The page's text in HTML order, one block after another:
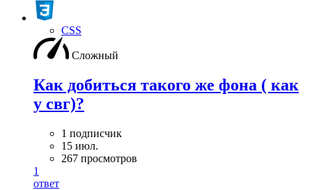
CSS
Сложный
Как добиться такого же фона ( как
у свг)?
1 подписчик
15 июл.
267 просмотров
1
ответ